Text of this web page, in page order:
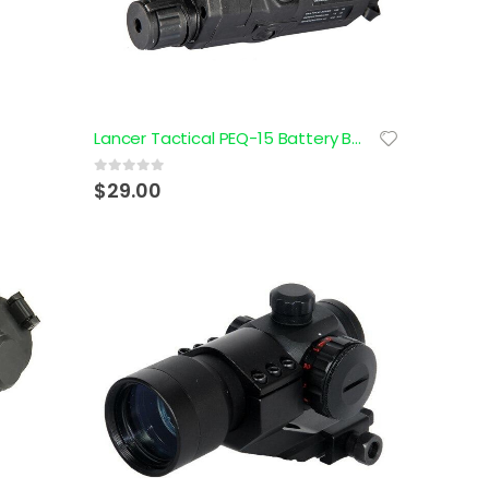
Lancer Tactical PEQ-15 Battery Box con Laser Rojo
0out of 5
$29.00